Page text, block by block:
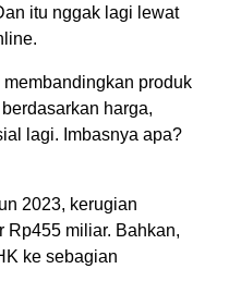
itu nggak lagi lewat
produk
harga,
lagi. Imbasnya apa?
2023, kerugian
Rp455 miliar. Bahkan,
ke sebagian